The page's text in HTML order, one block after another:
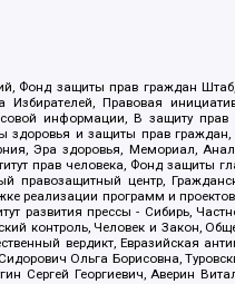
Фонд защиты прав граждан
Правовая
информации, В защиту
здоровья и защиты прав
Эра здоровья, Мемориал,
прав человека, Фонд защиты
центр,
программ и проектов
развития прессы - Сибирь,
контроль, Человек и Закон,
вердикт, Евразийская
Ольга Борисовна,
Сергей Георгиевич, Аверин